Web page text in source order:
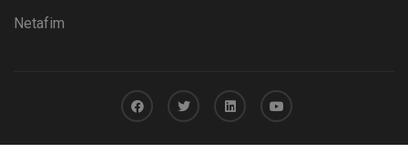
Netafim